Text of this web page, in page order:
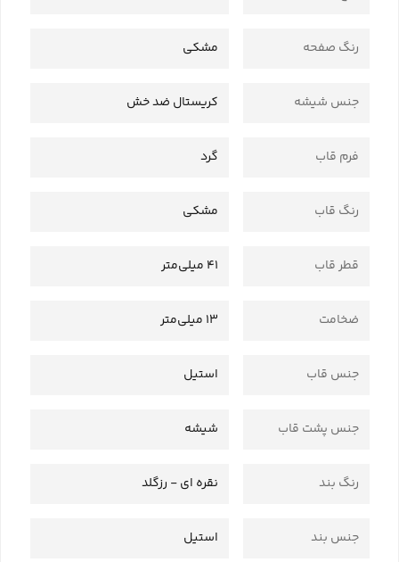
رنگ صفحه مشکی
جنس شیشه کریستال ضد خش
فرم قاب گرد
رنگ قاب مشکی
قطر قاب 41 میلی‌متر
ضخامت 13 میلی‌متر
جنس قاب استیل
جنس پشت قاب شیشه
رنگ بند نقره ای - رزگلد
جنس بند استیل